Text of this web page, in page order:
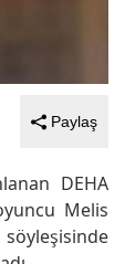
Paylaş
DEHA
Melis